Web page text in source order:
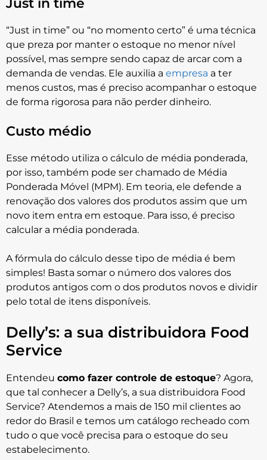
“Just in time” ou “no momento certo” é uma técnica
que preza por manter o estoque no menor nível
possível, mas sempre sendo capaz de arcar com a
demanda de vendas. Ele auxilia a empresa a ter
menos custos, mas é preciso acompanhar o estoque
de forma rigorosa para não perder dinheiro.
Custo médio
Esse método utiliza o cálculo de média ponderada,
por isso, também pode ser chamado de Média
Ponderada Móvel (MPM). Em teoria, ele defende a
renovação dos valores dos produtos assim que um
novo item entra em estoque. Para isso, é preciso
calcular a média ponderada.
A fórmula do cálculo desse tipo de média é bem
simples! Basta somar o número dos valores dos
produtos antigos com o dos produtos novos e dividir
pelo total de itens disponíveis.
Delly’s: a sua distribuidora Food
Service
Entendeu como fazer controle de estoque? Agora,
que tal conhecer a Delly’s, a sua distribuidora Food
Service? Atendemos a mais de 150 mil clientes ao
redor do Brasil e temos um catálogo recheado com
tudo o que você precisa para o estoque do seu
estabelecimento.